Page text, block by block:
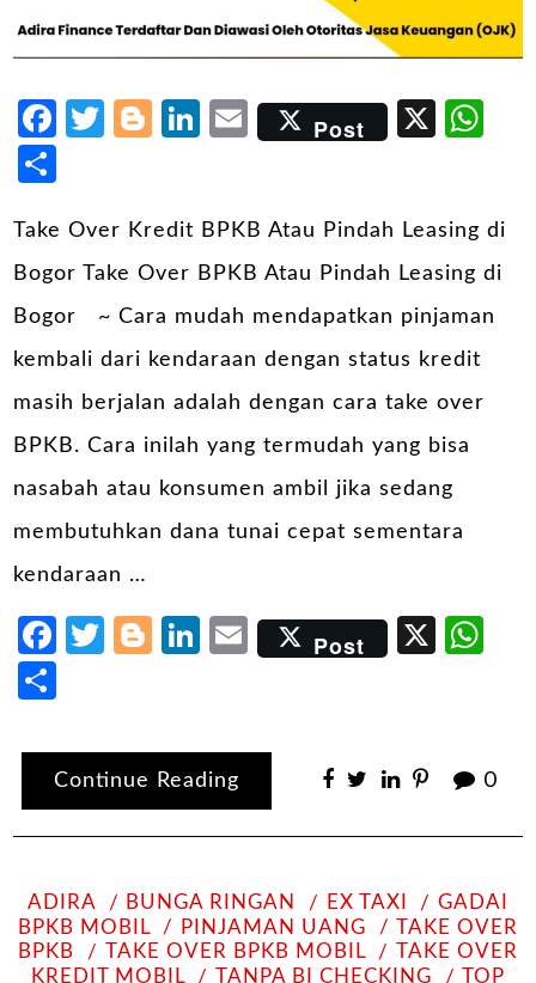
Facebook
Twitter
Blogger
LinkedIn
Email
Post X
Take Over Kredit BPKB Atau Pindah Leasing di
Bogor Take Over BPKB Atau Pindah Leasing di
Bogor ~ Cara mudah mendapatkan pinjaman
kembali dari kendaraan dengan status kredit
masih berjalan adalah dengan cara take over
BPKB. Cara inilah yang termudah yang bisa
nasabah atau konsumen ambil jika sedang
membutuhkan dana tunai cepat sementara
kendaraan …
Facebook
Twitter
Blogger
LinkedIn
Email
Post X
Continue Reading 0
ADIRA BUNGA RINGAN EX TAXI
GADAI
BPKB MOBIL
PINJAMAN UANG
TAKE OVER
BPKB
TAKE OVER BPKB MOBIL
TAKE OVER
KREDIT MOBIL
TANPA BI CHECKING
TOP